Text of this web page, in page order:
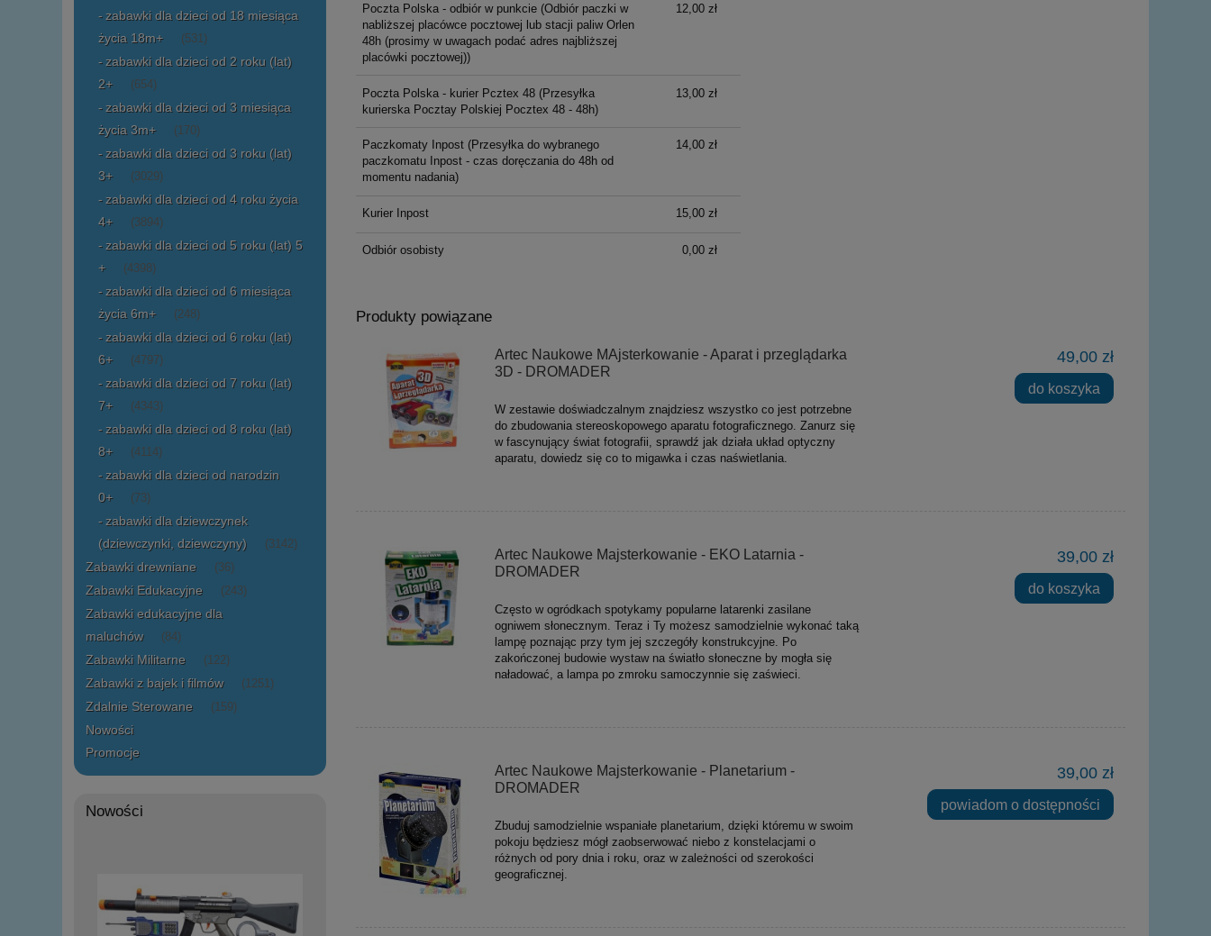
zabawki dla dzieci od 18 miesiąca
życia 18m+
(531)
zabawki dla dzieci od 2 roku (lat)
2+
(654)
zabawki dla dzieci od 3 miesiąca
życia 3m+
(170)
zabawki dla dzieci od 3 roku (lat)
3+
(3029)
zabawki dla dzieci od 4 roku życia
4+
(3894)
zabawki dla dzieci od 5 roku (lat) 5
+
(4398)
zabawki dla dzieci od 6 miesiąca
życia 6m+
(248)
zabawki dla dzieci od 6 roku (lat)
6+
(4797)
zabawki dla dzieci od 7 roku (lat)
7+
(4343)
zabawki dla dzieci od 8 roku (lat)
8+
(4114)
zabawki dla dzieci od narodzin
0+
(73)
zabawki dla dziewczynek
(dziewczynki, dziewczyny)
(3142)
Zabawki drewniane (36)
Zabawki Edukacyjne (243)
Zabawki edukacyjne dla
maluchów
(84)
Zabawki Militarne (122)
Zabawki z bajek i filmów (1251)
Zdalnie Sterowane (159)
Nowości
Promocje
Nowości
Poczta Polska - odbiór w punkcie(Odbiór paczki w
nabliższej placówce pocztowej lub stacji paliw Orlen
48h (prosimy w uwagach podać adres najbliższej
placówki pocztowej))
12,00 zł
Poczta Polska - kurier Pcztex 48(Przesyłka
kurierska Pocztay Polskiej Pocztex 48 - 48h)
13,00 zł
Paczkomaty Inpost(Przesyłka do wybranego
paczkomatu Inpost - czas doręczania do 48h od
momentu nadania)
14,00 zł
Kurier Inpost 15,00 zł
Odbiór osobisty 0,00 zł
Produkty powiązane
Artec Naukowe MAjsterkowanie - Aparat i przeglądarka
3D - DROMADER
W zestawie doświadczalnym znajdziesz wszystko co jest potrzebne
do zbudowania stereoskopowego aparatu fotograficznego. Zanurz się
w fascynujący świat fotografii, sprawdź jak działa układ optyczny
aparatu, dowiedz się co to migawka i czas naświetlania.
49,00 zł
do koszyka
Artec Naukowe Majsterkowanie - EKO Latarnia -
DROMADER
Często w ogródkach spotykamy popularne latarenki zasilane
ogniwem słonecznym. Teraz i Ty możesz samodzielnie wykonać taką
lampę poznając przy tym jej szczegóły konstrukcyjne. Po
zakończonej budowie wystaw na światło słoneczne by mogła się
naładować, a lampa po zmroku samoczynnie się zaświeci.
39,00 zł
do koszyka
Artec Naukowe Majsterkowanie - Planetarium -
DROMADER
Zbuduj samodzielnie wspaniałe planetarium, dzięki któremu w swoim
pokoju będziesz mógł zaobserwować niebo z konstelacjami o
różnych od pory dnia i roku, oraz w zależności od szerokości
geograficznej.
39,00 zł
powiadom o dostępności